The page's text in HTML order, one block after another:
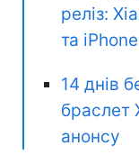
реліз:
та iPhone
14 днів
браслет
анонсу